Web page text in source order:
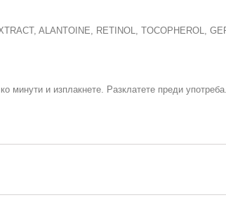
ALANTOINE, RETINOL, TOCOPHEROL,
минути и изплакнете. Разклатете преди